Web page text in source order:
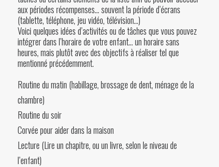
aux périodes récompenses… souvent la période d’écrans
(tablette, téléphone, jeu vidéo, télévision…)
Voici quelques idées d’activités ou de tâches que vous pouvez
intégrer dans l’horaire de votre enfant… un horaire sans
heures, mais plutôt avec des objectifs à réaliser tel que
mentionné précédemment.
Routine du matin (habillage, brossage de dent, ménage de la
chambre)
Routine du soir
Corvée pour aider dans la maison
Lecture (Lire un chapitre, ou un livre, selon le niveau de
l’enfant)